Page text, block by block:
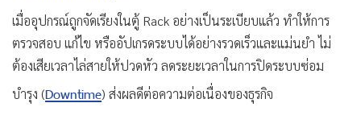
เมื่ออุปกรณ์ถูกจัดเรียงในตู้ Rack อย่างเป็นระเบียบแล้ว ทำให้การ
ตรวจสอบ แก้ไข หรืออัปเกรดระบบได้อย่างรวดเร็วและแม่นยำ ไม่
ต้องเสียเวลาไล่สายให้ปวดหัว ลดระยะเวลาในการปิดระบบซ่อม
บำรุง (Downtime) ส่งผลดีต่อความต่อเนื่องของธุรกิจ